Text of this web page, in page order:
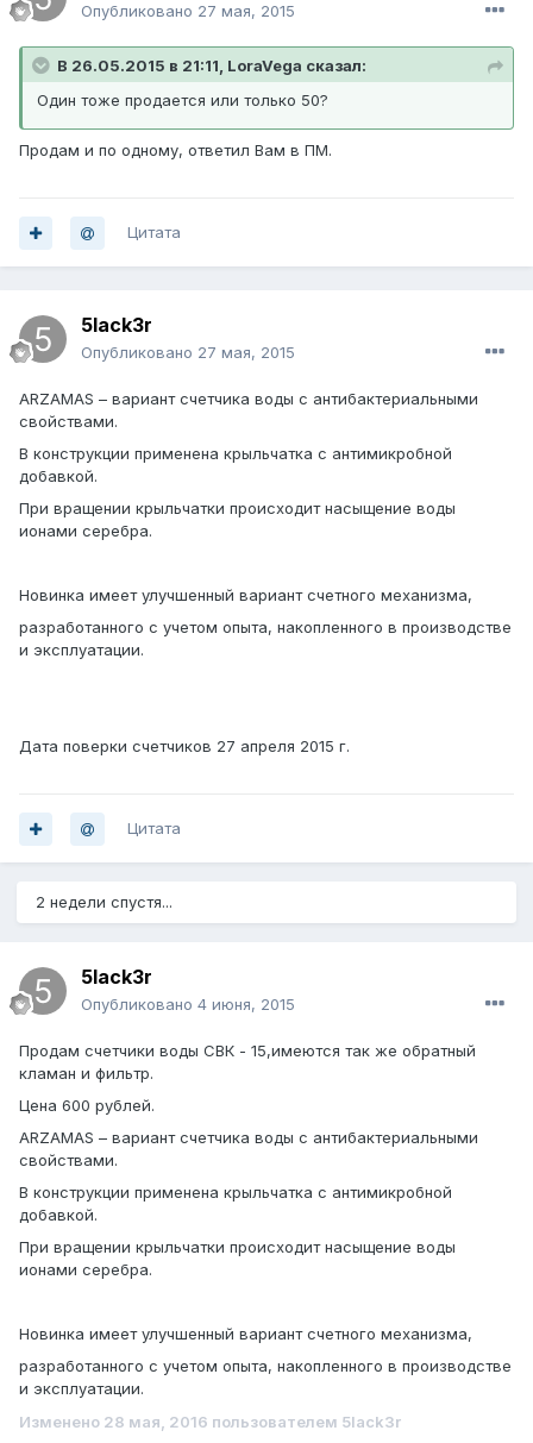
Опубликовано 27 мая, 2015
В 26.05.2015 в 21:11, LoraVega сказал:
Один тоже продается или только 50?
Продам и по одному, ответил Вам в ПМ.
Цитата
5lack3r
Опубликовано 27 мая, 2015
ARZAMAS – вариант счетчика воды с антибактериальными
свойствами.
В конструкции применена крыльчатка с антимикробной
добавкой.
При вращении крыльчатки происходит насыщение воды
ионами серебра.
Новинка имеет улучшенный вариант счетного механизма,
разработанного с учетом опыта, накопленного в производстве
и эксплуатации.
Дата поверки счетчиков 27 апреля 2015 г.
Цитата
2 недели спустя...
5lack3r
Опубликовано 4 июня, 2015
Продам счетчики воды СВК - 15,имеются так же обратный
кламан и фильтр.
Цена 600 рублей.
ARZAMAS – вариант счетчика воды с антибактериальными
свойствами.
В конструкции применена крыльчатка с антимикробной
добавкой.
При вращении крыльчатки происходит насыщение воды
ионами серебра.
Новинка имеет улучшенный вариант счетного механизма,
разработанного с учетом опыта, накопленного в производстве
и эксплуатации.
Изменено 28 мая, 2016 пользователем 5lack3r